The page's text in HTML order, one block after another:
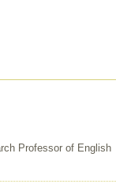
Professor of English